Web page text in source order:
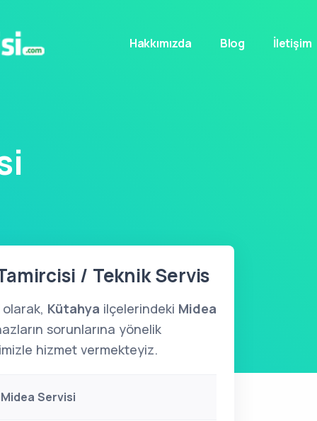
Hakkımızda Blog İletişim
/ Teknik Servis
olarak, Kütahya ilçelerindeki Midea
sorunlarına yönelik
hizmet vermekteyiz.
Servisi